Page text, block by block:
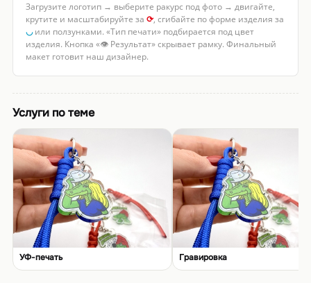
Загрузите логотип → выберите ракурс под фото → двигайте,
крутите и масштабируйте за ⟳, сгибайте по форме изделия за
◡или ползунками. «Тип печати» подбирается под цвет
изделия. Кнопка «👁 Результат» скрывает рамку. Финальный
макет готовит наш дизайнер.
Услуги по теме
УФ-печать Гравировка